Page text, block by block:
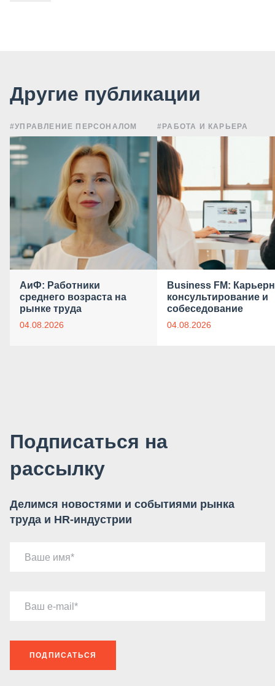
Другие публикации
#УПРАВЛЕНИЕ ПЕРСОНАЛОМ
АиФ: Работники
среднего возраста на
рынке труда
04.08.2026
#РАБОТА И КАРЬЕРА
Business FM:
консультирование и
собеседование
04.08.2026
Подписаться на
рассылку
Делимся новостями и событиями рынка
труда и HR-индустрии
Ваше имя
Ваш e-mail
ПОДПИСАТЬСЯ